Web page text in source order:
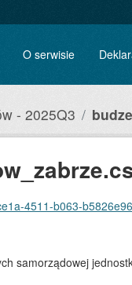
O serwisie
- 2025Q3
b063-b5826e96c0fe/
samorządowej